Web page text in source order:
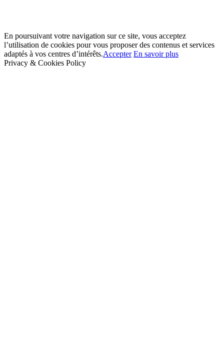
En poursuivant votre navigation sur ce site, vous acceptez
l’utilisation de cookies pour vous proposer des contenus et services
adaptés à vos centres d’intérêts.Accepter En savoir plus
Privacy & Cookies Policy